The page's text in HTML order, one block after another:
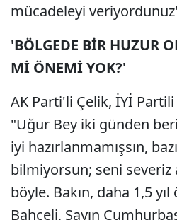
mücadeleyi
'BÖLGEDE BİR HUZUR
Mİ ÖNEMİ YOK?'
AK Parti'li Çelik, İYİ
"Uğur Bey iki günden
iyi hazırlanmamışsın,
bilmiyorsun; seni severiz
böyle. Bakın, daha 1,5
Bahçeli, Sayın